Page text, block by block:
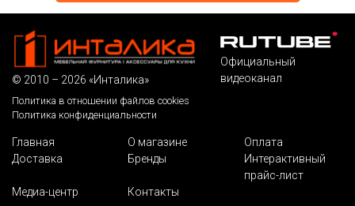
© 2010 – 2026 «Инталика»
Политика в отношении файлов cookies
Политика конфиденциальности
Официальный
видеоканал
Главная О магазине
Оплата
Доставка
Бренды
Интерактивный
прайс-лист
Медиа-центр
Контакты